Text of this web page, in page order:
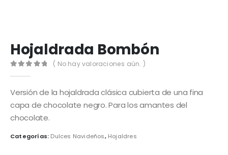
Hojaldrada Bombón
( No hay valoraciones aún. )
Versión de la hojaldrada clásica cubierta de una fina
capa de chocolate negro. Para los amantes del
chocolate.
Categorías: Dulces Navideños, Hojaldres